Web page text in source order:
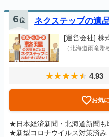
6位 ネクステップの遺
[運営会社] 株
（北海道雨竜郡
4.93
お気
★日本経済新聞・北海道新聞も
★新型コロナウイルス対策済み